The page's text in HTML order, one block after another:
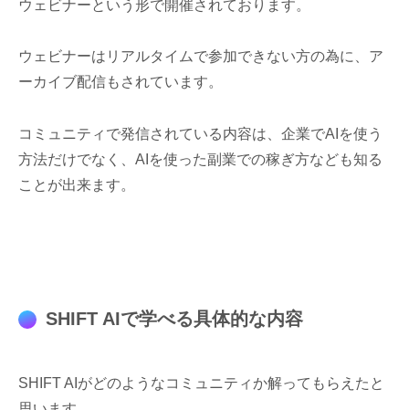
ウェビナーという形で開催されております。
ウェビナーはリアルタイムで参加できない方の為に、ア
ーカイブ配信もされています。
コミュニティで発信されている内容は、企業でAIを使う
方法だけでなく、AIを使った副業での稼ぎ方なども知る
ことが出来ます。
SHIFT AIで学べる具体的な内容
SHIFT AIがどのようなコミュニティか解ってもらえたと